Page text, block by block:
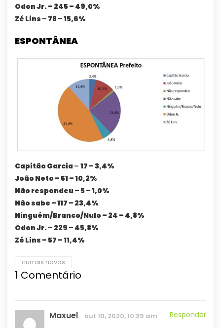
Odon Jr. – 245 – 49,0%
Zé Lins – 78 – 15,6%
ESPONTÂNEA
Capitão Garcia– 17 – 3,4%
João Neto – 51 – 10,2%
Não respondeu – 5 – 1,0%
Não sabe – 117 – 23,4%
Ninguém/Branco/Nulo – 24 – 4,8%
Odon Jr. – 229 – 45,8%
Zé Lins – 57 – 11,4%
currais novos
1 Comentário
Maxuel out 10, 2020, 10:39 am
Responder